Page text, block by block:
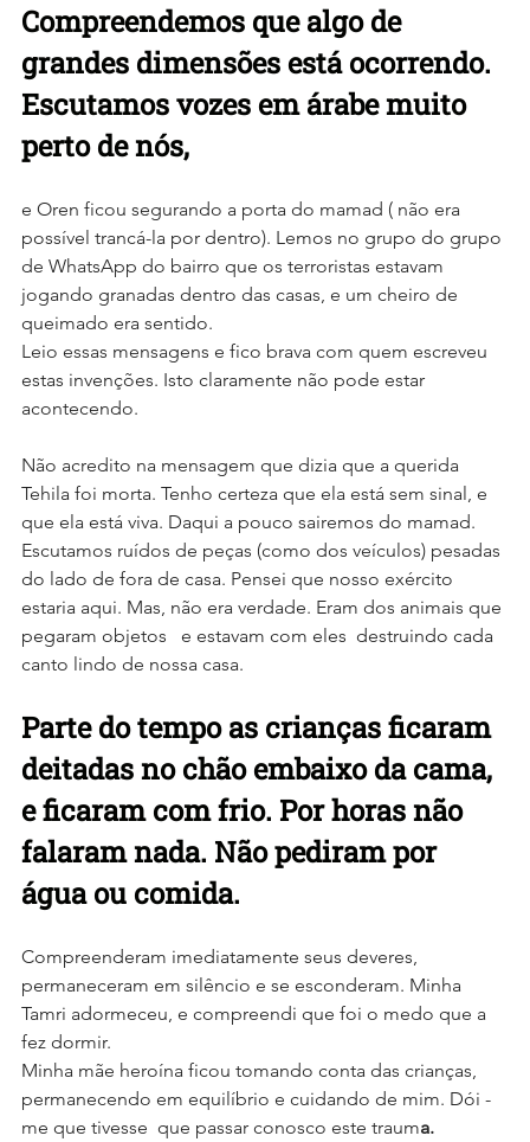
Compreendemos que algo de
grandes dimensões está ocorrendo.
Escutamos vozes em árabe muito
perto de nós,
e Oren ficou segurando a porta do mamad ( não era
possível trancá-la por dentro). Lemos no grupo do grupo
de WhatsApp do bairro que os terroristas estavam
jogando granadas dentro das casas, e um cheiro de
queimado era sentido.
Leio essas mensagens e fico brava com quem escreveu
estas invenções. Isto claramente não pode estar
acontecendo.
Não acredito na mensagem que dizia que a querida
Tehila foi morta. Tenho certeza que ela está sem sinal, e
que ela está viva. Daqui a pouco sairemos do mamad.
Escutamos ruídos de peças (como dos veículos) pesadas
do lado de fora de casa. Pensei que nosso exército
estaria aqui. Mas, não era verdade. Eram dos animais que
pegaram objetos   e estavam com eles  destruindo cada
canto lindo de nossa casa.
Parte do tempo as crianças ficaram
deitadas no chão embaixo da cama,
e ficaram com frio. Por horas não
falaram nada. Não pediram por
água ou comida.
Compreenderam imediatamente seus deveres,
permaneceram em silêncio e se esconderam. Minha
Tamri adormeceu, e compreendi que foi o medo que a
fez dormir.
Minha mãe heroína ficou tomando conta das crianças,
permanecendo em equilíbrio e cuidando de mim. Dói -
me que tivesse  que passar conosco este trauma.